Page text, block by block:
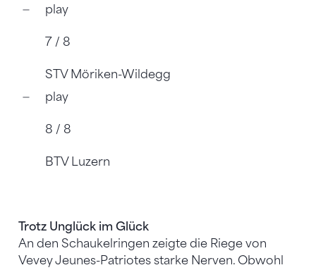
play
7 / 8
STV Möriken-Wildegg
play
8 / 8
BTV Luzern
Trotz Unglück im Glück
An den Schaukelringen zeigte die Riege von
Vevey Jeunes-Patriotes starke Nerven. Obwohl